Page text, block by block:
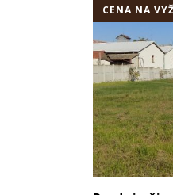
CENA NA